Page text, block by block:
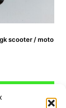
scooter / moto